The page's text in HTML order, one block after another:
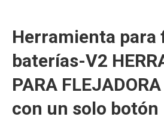
Herramienta para
baterías-V2
PARA
con un solo botón